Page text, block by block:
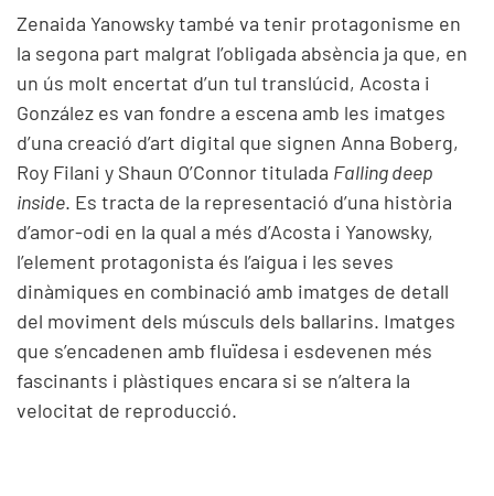
Zenaida Yanowsky també va tenir protagonisme en
la segona part malgrat l’obligada absència ja que, en
un ús molt encertat d’un tul translúcid, Acosta i
González es van fondre a escena amb les imatges
d’una creació d’art digital que signen Anna Boberg,
Roy Filani y Shaun O’Connor titulada Falling deep
inside. Es tracta de la representació d’una història
d’amor-odi en la qual a més d’Acosta i Yanowsky,
l’element protagonista és l’aigua i les seves
dinàmiques en combinació amb imatges de detall
del moviment dels músculs dels ballarins. Imatges
que s’encadenen amb fluïdesa i esdevenen més
fascinants i plàstiques encara si se n’altera la
velocitat de reproducció.